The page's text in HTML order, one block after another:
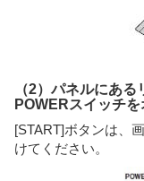
（2）パネルにあ
POWERスイッチを
[START]ボタンは、
けてください。